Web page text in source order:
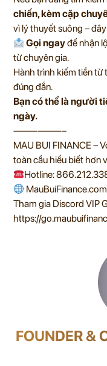
chiến, kèm cặp
vì lý thuyết suông –
Gọi ngayđể nhận
từ chuyên gia.
Hành trình kiếm tiền
đúng đắn.
Bạn có thể là người
ngày.
——————–
MAU BUI FINANCE –
toàn cầu hiểu biết hơn
Hotline:
MauBuiFinance.com
Tham gia Discord VIP
https://
FOUNDER &